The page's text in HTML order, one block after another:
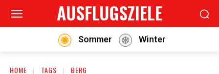
AUSFLUGSZIELE
Sommer Winter
HOME TAGS BERG